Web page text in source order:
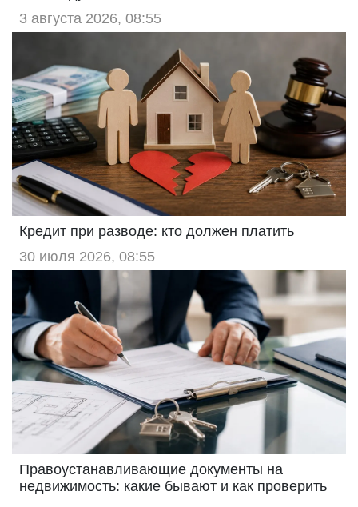
3 августа 2026, 08:55
Кредит при разводе: кто должен платить
30 июля 2026, 08:55
Правоустанавливающие документы на
недвижимость: какие бывают и как проверить